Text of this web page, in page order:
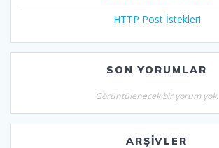
HTTP Post İstekleri
SON YORUMLAR
Görüntülenecek bir yorum yok.
ARŞIVLER